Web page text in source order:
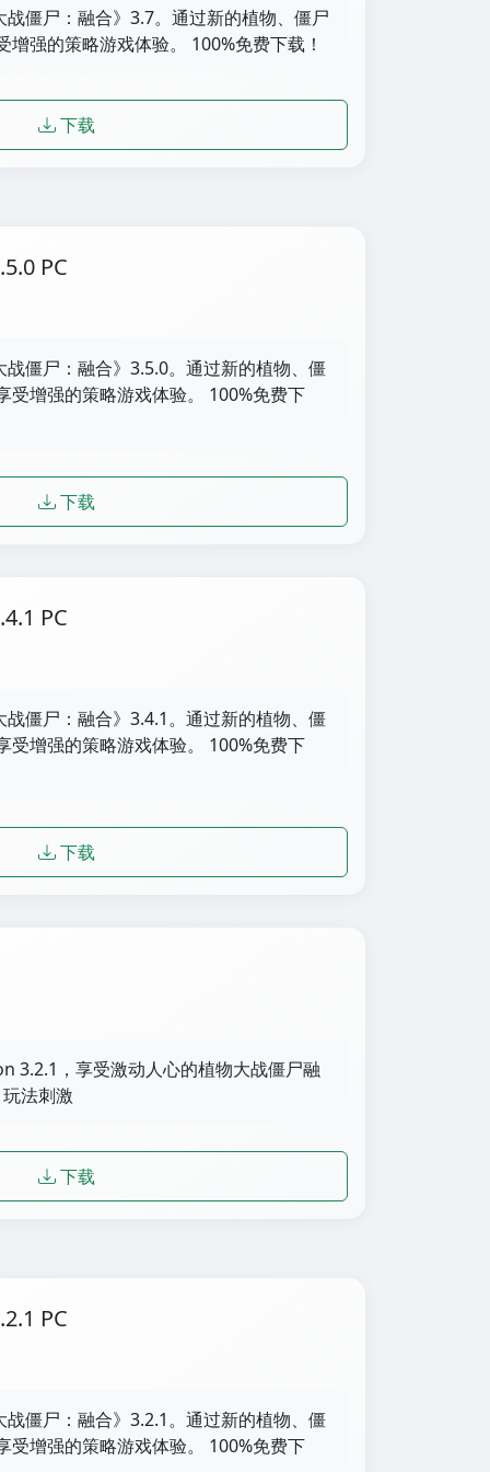
战僵尸：融合》3.7。通过新的植物、僵尸
强的策略游戏体验。 100%免费下载！
下载
PC
战僵尸：融合》3.5.0。通过新的植物、僵
受增强的策略游戏体验。 100%免费下
下载
PC
战僵尸：融合》3.4.1。通过新的植物、僵
受增强的策略游戏体验。 100%免费下
下载
3.2.1，享受激动人心的植物大战僵尸融
法刺激
下载
PC
战僵尸：融合》3.2.1。通过新的植物、僵
受增强的策略游戏体验。 100%免费下